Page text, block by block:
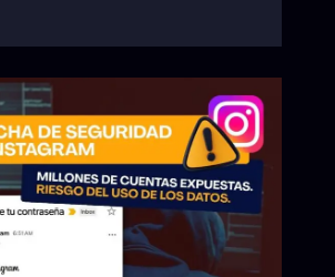
i
a
n
o
,
d
e
p
f
a